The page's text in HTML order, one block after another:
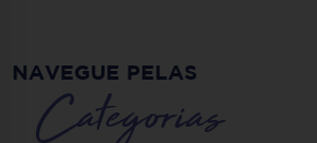
NAVEGUE PELAS
Categorias